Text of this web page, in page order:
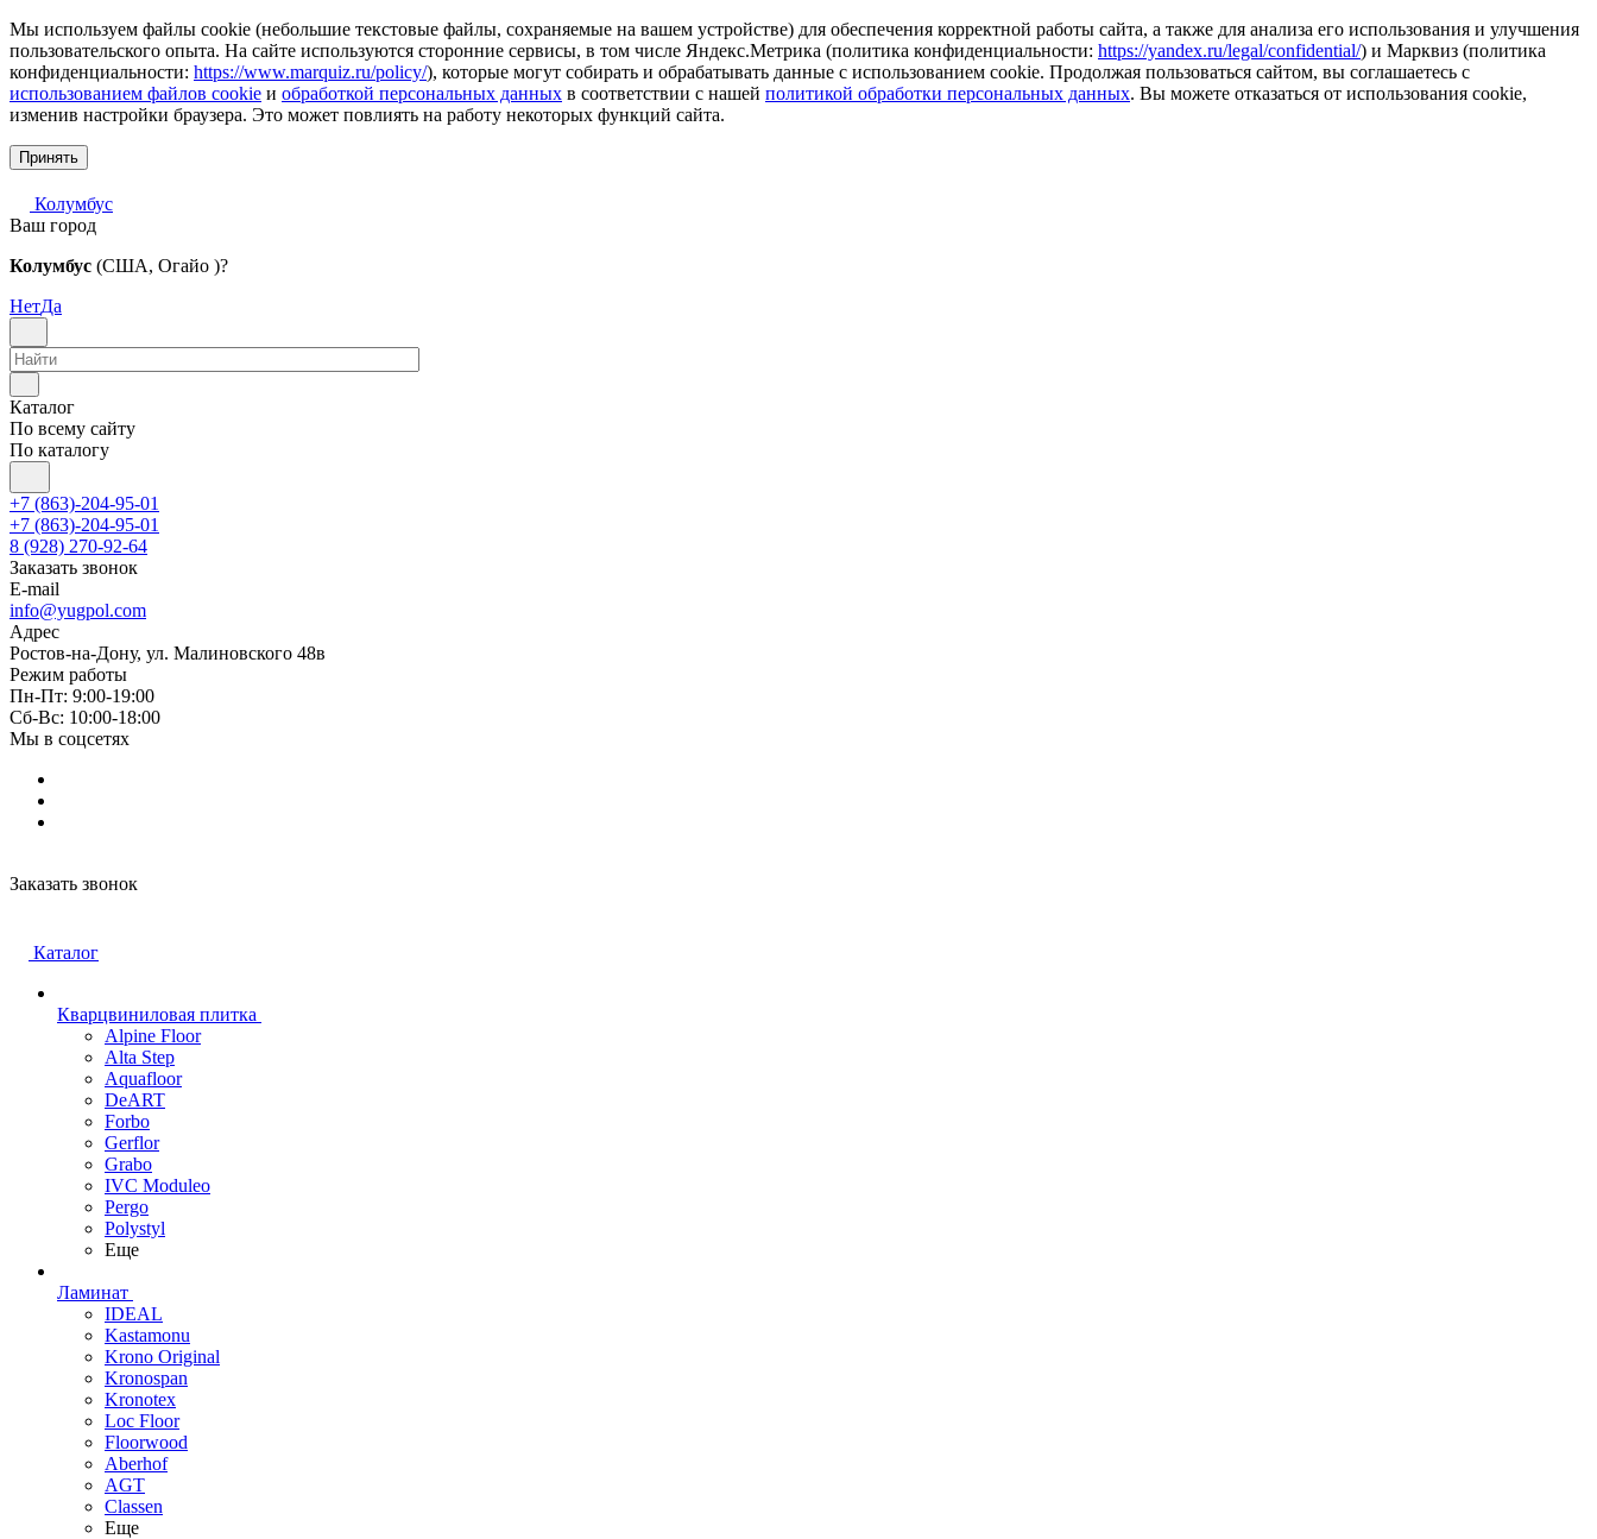
Мы используем файлы cookie (небольшие текстовые файлы, сохраняемые на вашем устройстве) для обеспечения корректной работы сайта, а также для анализа его использования и улучшения
пользовательского опыта. На сайте используются сторонние сервисы, в том числе Яндекс.Метрика (политика конфиденциальности: https://yandex.ru/legal/confidential/) и Марквиз (политика
конфиденциальности: https://www.marquiz.ru/policy/), которые могут собирать и обрабатывать данные с использованием cookie. Продолжая пользоваться сайтом, вы соглашаетесь с
использованием файлов cookie и обработкой персональных данных в соответствии с нашей политикой обработки персональных данных. Вы можете отказаться от использования cookie,
изменив настройки браузера. Это может повлиять на работу некоторых функций сайта.
Принять
Колумбус
Ваш город
Колумбус (США, Огайо )?
НетДа
Каталог
По всему сайту
По каталогу
+7 (863)-204-95-01
+7 (863)-204-95-01
8 (928) 270-92-64
Заказать звонок
E-mail
info@yugpol.com
Адрес
Ростов-на-Дону, ул. Малиновского 48в
Режим работы
Пн-Пт: 9:00-19:00
Cб-Вс: 10:00-18:00
Мы в соцсетях
Заказать звонок
Каталог
Кварцвиниловая плитка
Alpine Floor
Alta Step
Aquafloor
DeART
Forbo
Gerflor
Grabo
IVC Moduleo
Pergo
Polystyl
Еще
Ламинат
IDEAL
Kastamonu
Krono Original
Kronospan
Kronotex
Loc Floor
Floorwood
Aberhof
AGT
Classen
Еще